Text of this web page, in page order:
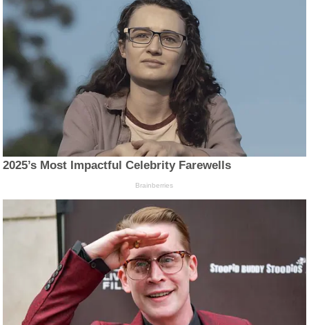
2025’s Most Impactful Celebrity Farewells
Brainberries